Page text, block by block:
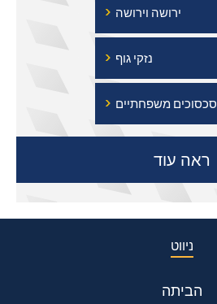
› ירושה וירושה
› נזקי גוף
› סכסוכים משפחתיים
ראה עוד
ניווט
הביתה